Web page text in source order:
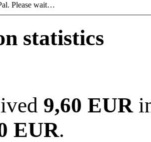
Please wait…
statistics
9,60 EUR
EUR.